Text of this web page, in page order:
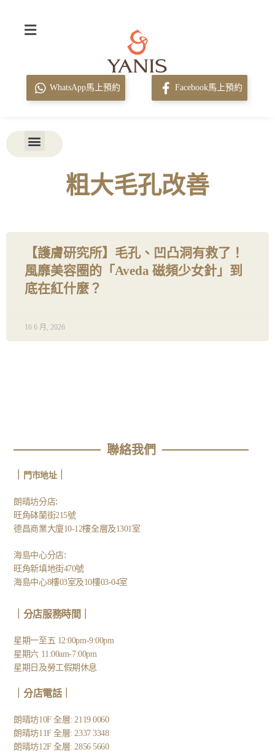
WhatsApp馬上預約 Facebook馬上預約
粗大毛孔改善
【護膚研究所】毛孔、凹凸洞有救了！
風靡美容圈的「Aveda 磁頻少女針」到
底在紅什麼？
16 6 月, 2026
聯絡我們
門市地址｜
朗晴坊分店:
旺角砵蘭街215號
德昌商業大廈10-12樓全層及1301室
海島中心分店:
旺角新填地街470號
海島中心8樓03室及10樓03-04室
｜分店服務時間｜
星期一至五 12:00pm-9:00pm
星期六 11:00am-7:00pm
星期日及勞工假期休息
分店電話｜
朗晴坊10F 全層: 2119 0060
朗晴坊11F 全層: 2337 3348
朗晴坊12F 全層: 2856 5660